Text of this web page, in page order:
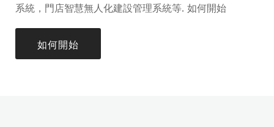
系統，門店智慧無人化建設管理系統等. 如何開始
如何開始